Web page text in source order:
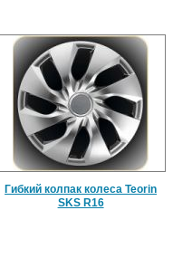
Гибкий колпак колеса Teorin
SKS R16